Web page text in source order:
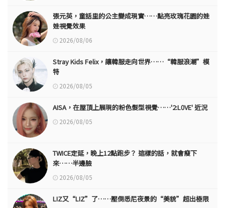
張元英，童話里的公主變成現實……點亮玫瑰花園的娃
娃視覺效果
2026/08/06
Stray Kids Felix，讓韓服走向世界……“韓服浪潮”模
特
2026/08/05
AISA，在屋頂上展現的粉色髮型視覺……'2:L0VE' 近況
2026/08/05
TWICE定延，晚上12點跑步？ 這樣的話，就會瘦下
來……半邊臉
2026/08/05
LIZ又“LIZ”了……壓倒悉尼夜景的“美貌”超出極限